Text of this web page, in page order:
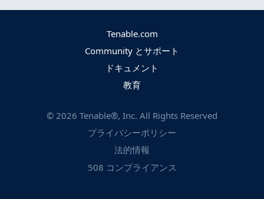
Tenable.com
Community とサポート
ドキュメント
教育
© 2026 Tenable®, Inc. All Rights Reserved
プライバシーポリシー
法的情報
508 コンプライアンス